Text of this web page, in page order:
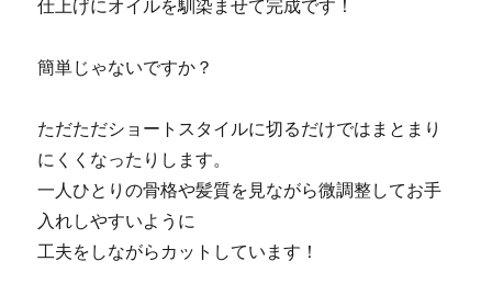
仕上げにオイルを馴染ませて完成です！
簡単じゃないですか？
ただただショートスタイルに切るだけではまとまり
にくくなったりします。
一人ひとりの骨格や髪質を見ながら微調整してお手
入れしやすいように
工夫をしながらカットしています！